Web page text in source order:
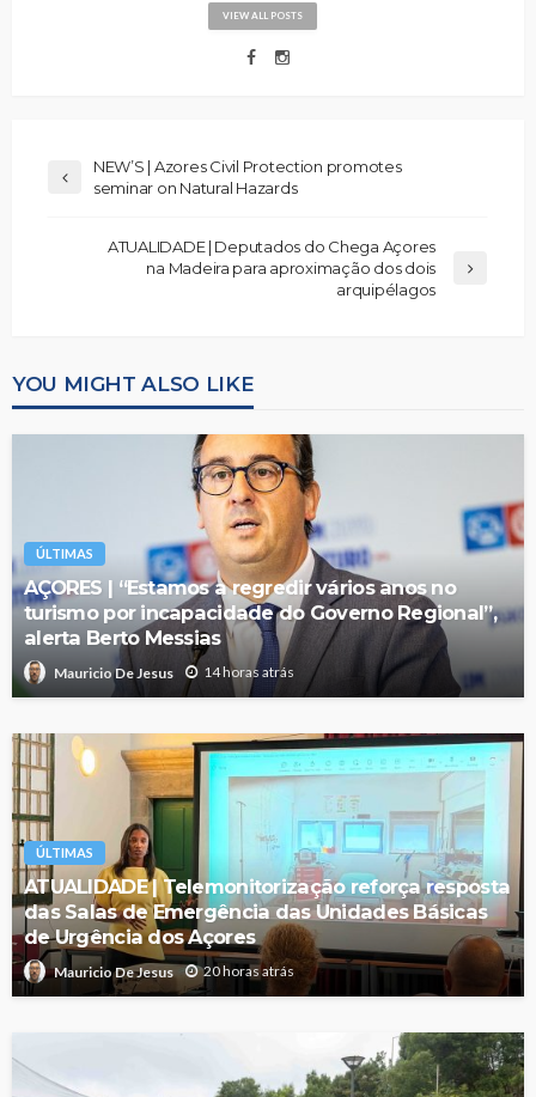
VIEW ALL POSTS
NEW’S | Azores Civil Protection promotes
seminar on Natural Hazards
ATUALIDADE | Deputados do Chega Açores
na Madeira para aproximação dos dois
arquipélagos
YOU MIGHT ALSO LIKE
ÚLTIMAS
AÇORES | “Estamos a regredir vários anos no
turismo por incapacidade do Governo Regional”,
alerta Berto Messias
Mauricio De Jesus 14 horas atrás
ÚLTIMAS
ATUALIDADE | Telemonitorização reforça resposta
das Salas de Emergência das Unidades Básicas
de Urgência dos Açores
Mauricio De Jesus 20 horas atrás